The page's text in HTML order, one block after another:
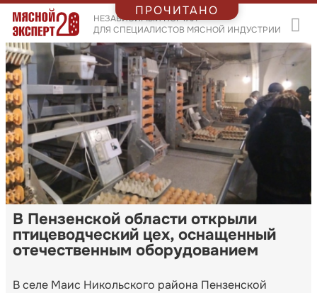
НЕЗАВИСИМЫЙ ПОРТАЛ
ДЛЯ СПЕЦИАЛИСТОВ МЯСНОЙ ИНДУСТРИИ
В Пензенской области открыли
птицеводческий цех, оснащенный
отечественным оборудованием
В селе Маис Никольского района Пензенской
ПРОЧИТАНО